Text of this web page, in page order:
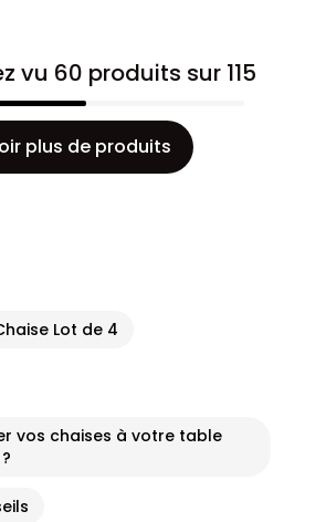
vu 60 produits sur 115
plus de produits
Lot de 4
vos chaises à votre table